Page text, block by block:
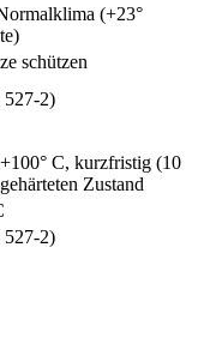
(+23°
schützen
527-2)
C, kurzfristig (10
Zustand
527-2)